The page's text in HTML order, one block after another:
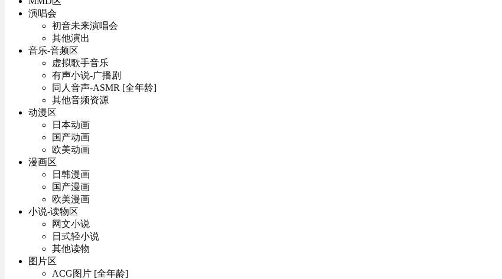
演唱会
初音未来演唱会
其他演出
音乐-音频区
虚拟歌手音乐
有声小说-广播剧
同人音声-ASMR [全年龄]
其他音频资源
动漫区
日本动画
国产动画
欧美动画
漫画区
日韩漫画
国产漫画
欧美漫画
小说-读物区
网文小说
日式轻小说
其他读物
图片区
ACG图片 [全年龄]